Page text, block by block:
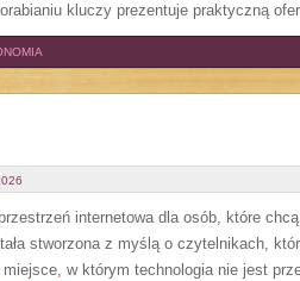
kluczy prezentuje praktyczną
internetowa dla osób, które
stworzona z myślą o czytelnikach,
w którym technologia nie jest